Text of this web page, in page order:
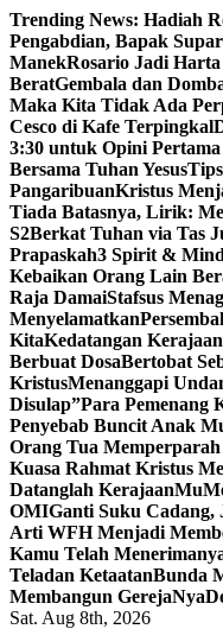
Skip
to
content
Trending News: Hadiah
Pengabdian, Bapak
ManekRosario Jadi
BeratGembala dan
Maka Kita Tidak Ada
Cesco di Kafe Terpingkal
3:30 untuk Opini
Bersama Tuhan Yesus
PangaribuanKristus
Tiada Batasnya, Lirik:
S2Berkat Tuhan via Tas
Prapaskah3 Spirit &
Kebaikan Orang Lain
Raja DamaiStafsus
Menyelamatkan
KitaKedatangan
Berbuat DosaBertobat
KristusMenanggapi
Disulap”Para Pemenang
Penyebab Buncit Anak
Orang Tua
Kuasa Rahmat Kristus
Datanglah KerajaanMu
OMIGanti Suku
Arti WFH Menjadi
Kamu Telah
Teladan KetaatanBunda
Membangun GerejaNya
Sat. Aug 8th, 2026